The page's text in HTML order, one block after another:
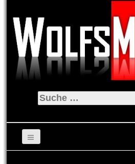
Suche
nach: